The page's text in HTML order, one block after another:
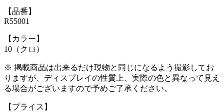
【品番】
R55001
【カラー】
10（クロ）
※ 掲載商品は出来るだけ現物と同じになるよう撮影してお
りますが、ディスプレイの性質上、実際の色と異なって見え
る場合がございますので予めご了承ください。
【プライス】